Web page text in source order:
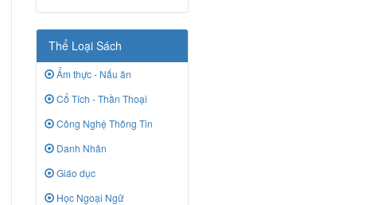
Thể Loại Sách
Ẩm thực - Nấu ăn
Cổ Tích - Thần Thoại
Công Nghệ Thông Tin
Danh Nhân
Giáo dục
Học Ngoại Ngữ